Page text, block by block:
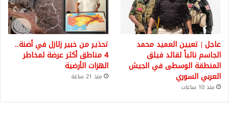
عاجل | تعيين العميد محمد
الجاسم نائباً لقائد فيلق
المنطقة الوسطى في الجيش
العربي السوري
منذ 10 ساعات
تحذير من خبير زلازل في أضنة..
4 مناطق أكثر عرضة لمخاطر
الهزات الأرضية
منذ 21 ساعة